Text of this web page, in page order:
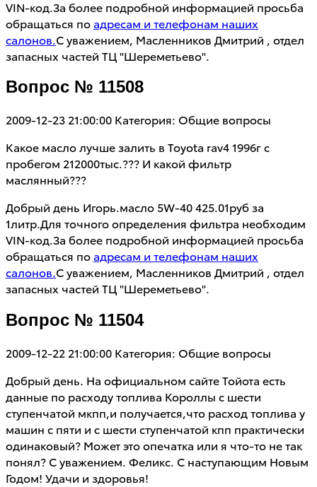
VIN-код.За более подробной информацией просьба
обращаться по адресам и телефонам наших
салонов. С уважением, Масленников Дмитрий , отдел
запасных частей ТЦ "Шереметьево".
Вопрос № 11508
2009-12-23 21:00:00 Категория: Общие вопросы
Какое масло лучше залить в Toyota rav4 1996г с
пробегом 212000тыс.??? И какой фильтр
маслянный???
Добрый день Игорь.масло 5W-40 425.01руб за
1литр.Для точного определения фильтра необходим
VIN-код.За более подробной информацией просьба
обращаться по адресам и телефонам наших
салонов.С уважением, Масленников Дмитрий , отдел
запасных частей ТЦ "Шереметьево".
Вопрос № 11504
2009-12-22 21:00:00 Категория: Общие вопросы
Добрый день. На официальном сайте Тойота есть
данные по расходу топлива Короллы с шести
ступенчатой мкпп,и получается,что расход топлива у
машин с пяти и с шести ступенчатой кпп практически
одинаковый? Может это опечатка или я что-то не так
понял? С уважением. Феликс. С наступающим Новым
Годом! Удачи и здоровья!